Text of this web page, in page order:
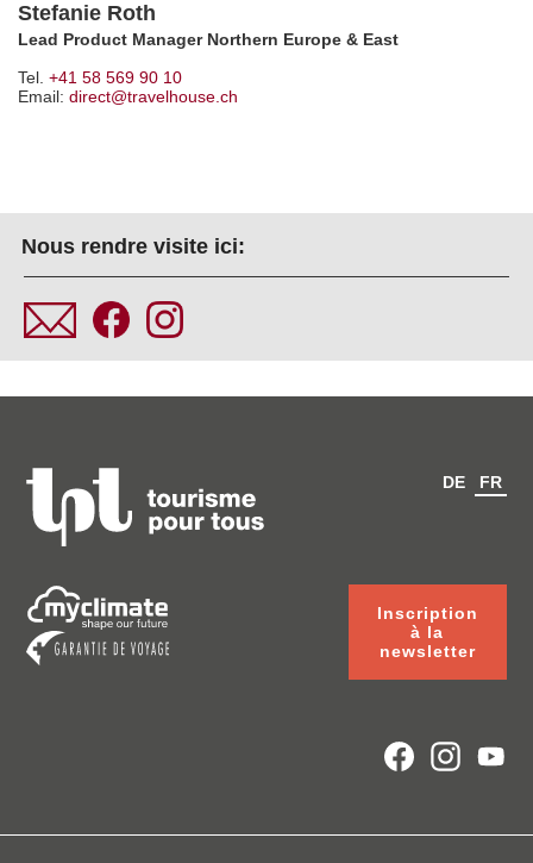
Stefanie Roth
Lead Product Manager Northern Europe & East
Tel. +41 58 569 90 10
Email: direct@travelhouse.ch
Nous rendre visite ici:
Inscription
à la
newsletter
DE FR